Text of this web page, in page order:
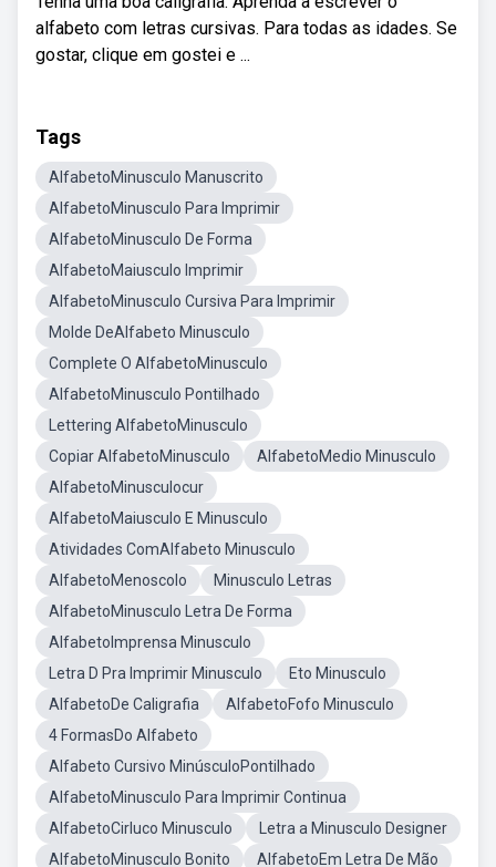
alfabeto com letras cursivas. Para todas as idades. Se
gostar, clique em gostei e ...
Tags
AlfabetoMinusculo Manuscrito
AlfabetoMinusculo Para Imprimir
AlfabetoMinusculo De Forma
AlfabetoMaiusculo Imprimir
AlfabetoMinusculo Cursiva Para Imprimir
Molde DeAlfabeto Minusculo
Complete O AlfabetoMinusculo
AlfabetoMinusculo Pontilhado
Lettering AlfabetoMinusculo
Copiar AlfabetoMinusculo
AlfabetoMedio Minusculo
AlfabetoMinusculocur
AlfabetoMaiusculo E Minusculo
Atividades ComAlfabeto Minusculo
AlfabetoMenoscolo
Minusculo Letras
AlfabetoMinusculo Letra De Forma
AlfabetoImprensa Minusculo
Letra D Pra Imprimir Minusculo
Eto Minusculo
AlfabetoDe Caligrafia
AlfabetoFofo Minusculo
4 FormasDo Alfabeto
Alfabeto Cursivo MinúsculoPontilhado
AlfabetoMinusculo Para Imprimir Continua
AlfabetoCirluco Minusculo
Letra a Minusculo Designer
AlfabetoMinusculo Bonito
AlfabetoEm Letra De Mão